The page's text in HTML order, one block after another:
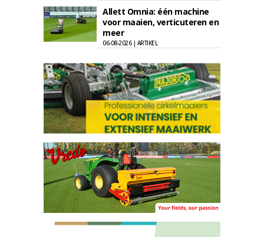
Allett Omnia: één machine
voor maaien, verticuteren en
meer
06-08-2026 | ARTIKEL